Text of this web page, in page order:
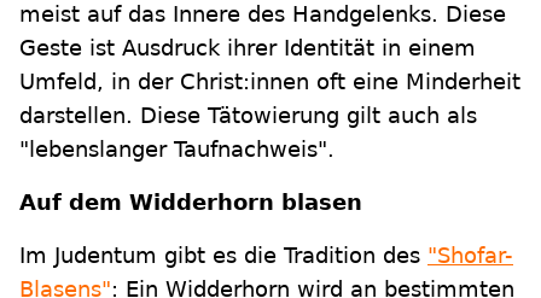
meist auf das Innere des Handgelenks. Diese
Geste ist Ausdruck ihrer Identität in einem
Umfeld, in der Christ:innen oft eine Minderheit
darstellen. Diese Tätowierung gilt auch als
"lebenslanger Taufnachweis".
Auf dem Widderhorn blasen
Im Judentum gibt es die Tradition des "Shofar-
Blasens": Ein Widderhorn wird an bestimmten